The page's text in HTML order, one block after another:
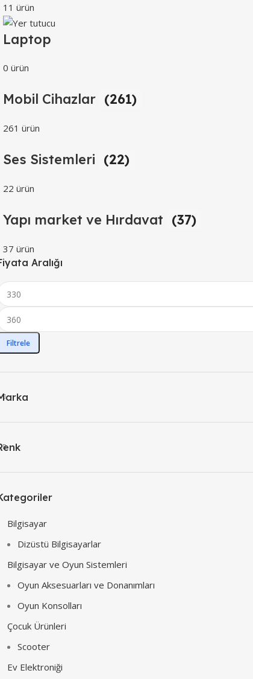
11 ürün
Laptop
0 ürün
Mobil Cihazlar (261)
261 ürün
Ses Sistemleri (22)
22 ürün
Yapı market ve Hırdavat (37)
37 ürün
Aralığı
Filtrele
Bilgisayar
Dizüstü Bilgisayarlar
Bilgisayar ve Oyun Sistemleri
Oyun Aksesuarları ve Donanımları
Oyun Konsolları
Çocuk Ürünleri
Scooter
Ev Elektroniği